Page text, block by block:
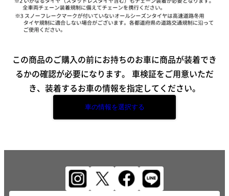
この商品のご購入の前にお持ちのお車に商品が装着でき
るかの確認が必要になります。 車検証をご用意いただ
き、装着するお車の情報を指定してください。
車の情報を選択する